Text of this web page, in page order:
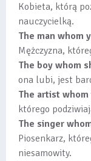
Kobieta, którą
nauczycielką.
The man whom
Mężczyzna,
The boy whom
ona lubi, jest
The artist
którego
The singer
Piosenkarz,
niesamowity.